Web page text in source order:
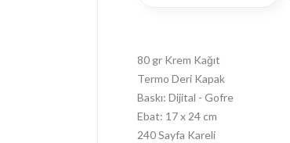
80 gr Krem Kağıt
Termo Deri Kapak
Baskı: Dijital - Gofre
Ebat: 17 x 24 cm
240 Sayfa Kareli